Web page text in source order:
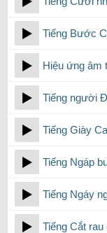
Tiếng Bước
Hiệu ứng âm
Tiếng người
Tiếng Giày
Tiếng Ngáp
Tiếng Ngáy
Tiếng Cắt